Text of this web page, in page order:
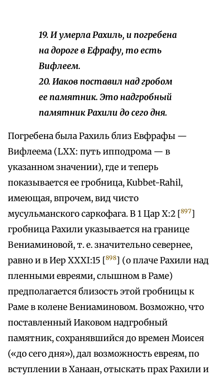
19. И умерла Рахиль, и погребена
на дороге в Ефрафу, то есть
Вифлеем.
20. Иаков поставил над гробом
ее памятник. Это надгробный
памятник Рахили до сего дня.
Погребена была Рахиль близ Евфрафы —
Вифлеема (LXX: путь ипподрома — в
указанном значении), где и теперь
показывается ее гробница, Kubbet-Rahil,
имеющая, впрочем, вид чисто
мусульманского саркофага. В 1 Цар X:2 [897]
гробница Рахили указывается на границе
Вениаминовой, т. е. значительно севернее,
равно и в Иер XXXI:15 [898] (о плаче Рахили над
пленными евреями, слышном в Раме)
предполагается близость этой гробницы к
Раме в колене Вениаминовом. Возможно, что
поставленный Иаковом надгробный
памятник, сохранявшийся до времен Моисея
(«до сего дня»), дал возможность евреям, по
вступлении в Ханаан, отыскать прах Рахили и